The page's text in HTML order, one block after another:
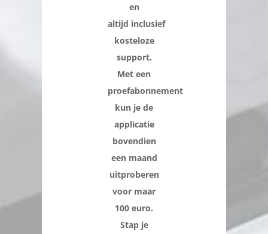
en
altijd inclusief
kosteloze
support.
Met een
proefabonnement
kun je de
applicatie
bovendien
een maand
uitproberen
voor maar
100 euro.
Stap je